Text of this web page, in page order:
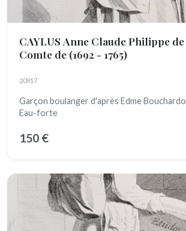
CAYLUS Anne Claude Philippe
Comte de (1692 - 1765)
20917
Garçon boulanger d'après Edme
Eau-forte
150 €